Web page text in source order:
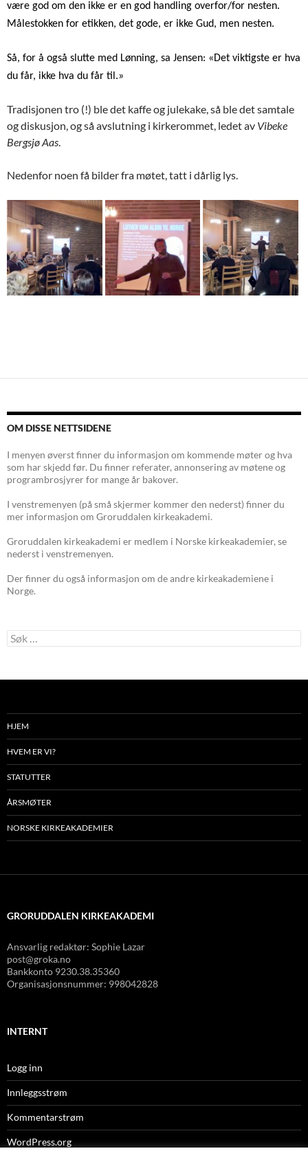
være god om den ikke er en god handling overfor/for nesten.
Målestokken for etikken, det gode, er ikke Gud, men nesten.
Så, for å også slutte med Lønning, sa Jensen: «Det viktigste er hva
du får, ikke hva du får til.»
Tradisjonen tro (!) ble det kaffe og julekake, så ble det samtale
og diskusjon, og så avslutning i kirkerommet, ledet av Vibeke
Bergsjø Aas.
Nedenfor noen få bilder fra møtet, tatt i dårlig lys.
OM DISSE NETTSIDENE
I menyen øverst finner du informasjon om kommende møter og hva
som har skjedd før. Du finner referater, annonsering av møtene og
programbrosjyrer for mange år bakover.
I venstremenyen (på små skjermer kommer den nederst) finner du
mer informasjon om Groruddalen kirkeakademi.
Groruddalen kirkeakademi er medlem i Norske kirkeakademier, se
nederst i venstremenyen.
Der finner du også informasjon om de andre kirkeakademiene i
Norge.
Søk
etter:
HJEM
HVEM ER VI?
STATUTTER
ÅRSMØTER
NORSKE KIRKEAKADEMIER
GRORUDDALEN KIRKEAKADEMI
Ansvarlig redaktør: Sophie Lazar
post@groka.no
Bankkonto 9230.38.35360
Organisasjonsnummer: 998042828
INTERNT
Logg inn
Innleggsstrøm
Kommentarstrøm
WordPress.org